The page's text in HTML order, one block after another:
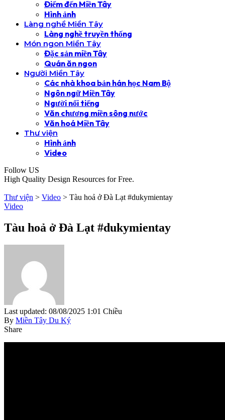
Điểm đến Miền Tây
Hình ảnh
Làng nghề Miền Tây
Làng nghề truyền thống
Món ngon Miền Tây
Đặc sản miền Tây
Quán ăn ngon
Người Miền Tây
Các nhà khoa bản hán học Nam Bộ
Ngôn ngữ Miền Tây
Người nổi tiếng
Văn chương miền sông nước
Văn hoá Miền Tây
Thư viện
Hình ảnh
Video
Follow US
High Quality Design Resources for Free.
Thư viện > Video > Tàu hoả ở Đà Lạt #dukymientay
Video
Tàu hoả ở Đà Lạt #dukymientay
Last updated: 08/08/2025 1:01 Chiều
By Miền Tây Du Ký
Share